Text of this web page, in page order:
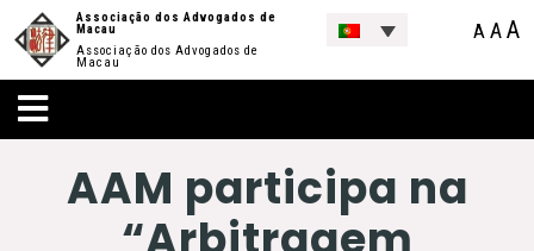
Associação dos Advogados de
Macau
Associação dos Advogados de
Macau
A AA
AAM participa na